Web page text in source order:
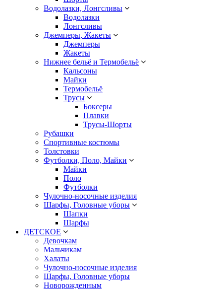
Водолазки, Лонгсливы
Водолазки
Лонгсливы
Джемперы, Жакеты
Джемперы
Жакеты
Нижнее бельё и Термобельё
Кальсоны
Майки
Термобельё
Трусы
Боксеры
Плавки
Трусы-Шорты
Рубашки
Спортивные костюмы
Толстовки
Футболки, Поло, Майки
Майки
Поло
Футболки
Чулочно-носочные изделия
Шарфы, Головные уборы
Шапки
Шарфы
ДЕТСКОЕ
Девочкам
Мальчикам
Халаты
Чулочно-носочные изделия
Шарфы, Головные уборы
Новорожденным